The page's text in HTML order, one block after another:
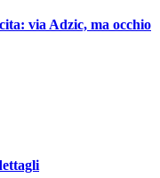
via Adzic, ma occhio